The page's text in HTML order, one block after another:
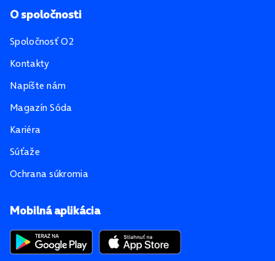
Mobilná aplikácia
O spoločnosti
Spoločnosť O2
Kontakty
Napíšte nám
Magazín Sóda
Kariéra
Súťaže
Ochrana súkromia